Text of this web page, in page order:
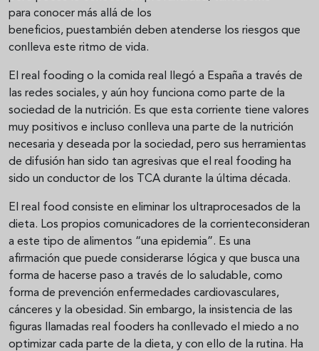
para conocer más allá de los
beneficios, puestambién deben atenderse los riesgos que
conlleva este ritmo de vida.
El real fooding o la comida real llegó a España a través de
las redes sociales, y aún hoy funciona como parte de la
sociedad de la nutrición. Es que esta corriente tiene valores
muy positivos e incluso conlleva una parte de la nutrición
necesaria y deseada por la sociedad, pero sus herramientas
de difusión han sido tan agresivas que el real fooding ha
sido un conductor de los TCA durante la última década.
El real food consiste en eliminar los ultraprocesados de la
dieta. Los propios comunicadores de la corrienteconsideran
a este tipo de alimentos “una epidemia”. Es una
afirmación que puede considerarse lógica y que busca una
forma de hacerse paso a través de lo saludable, como
forma de prevención enfermedades cardiovasculares,
cánceres y la obesidad. Sin embargo, la insistencia de las
figuras llamadas real fooders ha conllevado el miedo a no
optimizar cada parte de la dieta, y con ello de la rutina. Ha